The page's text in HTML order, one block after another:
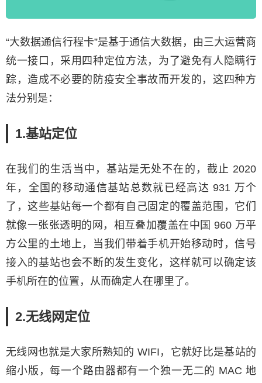
“大数据通信行程卡”是基于通信大数据，由三大运营商
统一接口，采用四种定位方法，为了避免有人隐瞒行
踪，造成不必要的防疫安全事故而开发的，这四种方
法分别是：
1.基站定位
在我们的生活当中，基站是无处不在的，截止 2020
年，全国的移动通信基站总数就已经高达 931 万个
了，这些基站每一个都有自己固定的覆盖范围，它们
就像一张张透明的网，相互叠加覆盖在中国 960 万平
方公里的土地上，当我们带着手机开始移动时，信号
接入的基站也会不断的发生变化，这样就可以确定该
手机所在的位置，从而确定人在哪里了。
2.无线网定位
无线网也就是大家所熟知的 WIFI，它就好比是基站的
缩小版，每一个路由器都有一个独一无二的 MAC 地